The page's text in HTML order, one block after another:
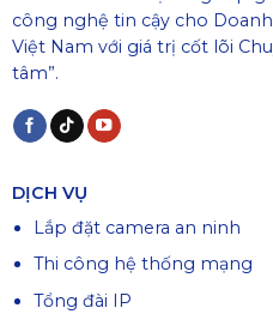
công nghệ tin cậy cho
Việt Nam với giá trị cốt lõi
tâm”.
DỊCH VỤ
Lắp đặt camera an ninh
Thi công hệ thống mạng
Tổng đài IP